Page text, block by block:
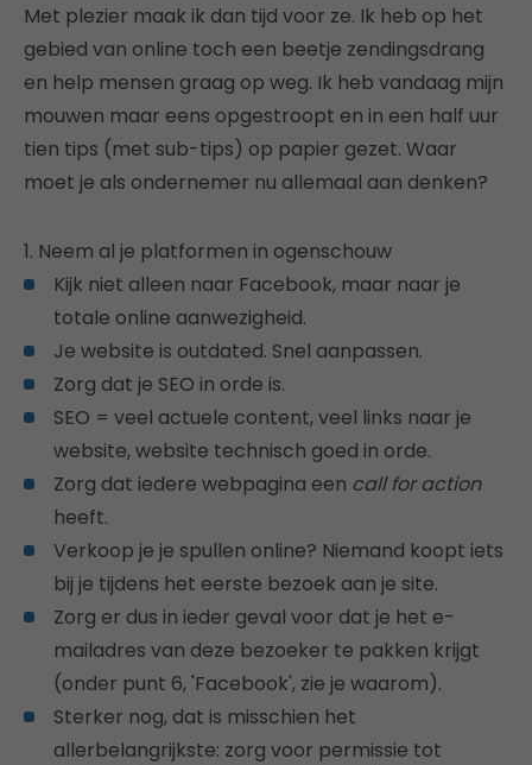
Met plezier maak ik dan tijd voor ze. Ik heb op het
gebied van online toch een beetje zendingsdrang
en help mensen graag op weg. Ik heb vandaag mijn
mouwen maar eens opgestroopt en in een half uur
tien tips (met sub-tips) op papier gezet. Waar
moet je als ondernemer nu allemaal aan denken?
1. Neem al je platformen in ogenschouw
Kijk niet alleen naar Facebook, maar naar je
totale online aanwezigheid.
Je website is outdated. Snel aanpassen.
Zorg dat je SEO in orde is.
SEO = veel actuele content, veel links naar je
website, website technisch goed in orde.
Zorg dat iedere webpagina een call for action
heeft.
Verkoop je je spullen online? Niemand koopt iets
bij je tijdens het eerste bezoek aan je site.
Zorg er dus in ieder geval voor dat je het e-
mailadres van deze bezoeker te pakken krijgt
(onder punt 6, 'Facebook', zie je waarom).
Sterker nog, dat is misschien het
allerbelangrijkste: zorg voor permissie tot